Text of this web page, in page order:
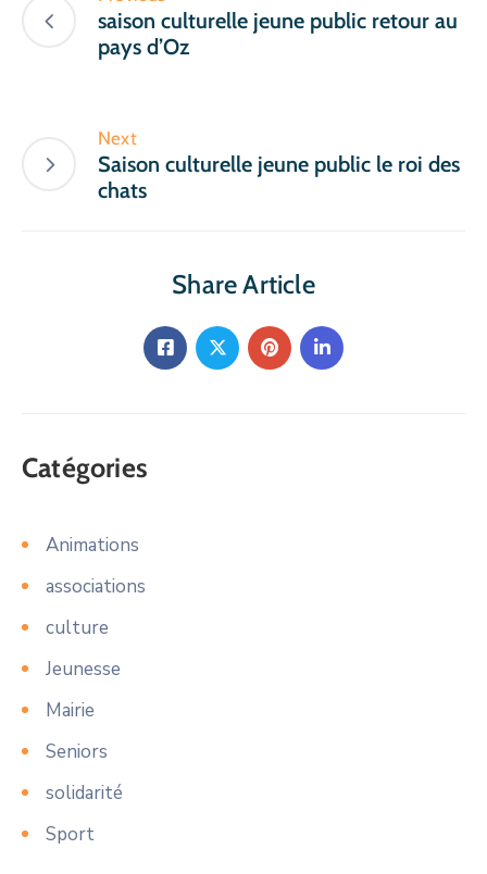
saison culturelle jeune public retour au
pays d’Oz
Next
Saison culturelle jeune public le roi des
chats
Share Article
Catégories
Animations
associations
culture
Jeunesse
Mairie
Seniors
solidarité
Sport